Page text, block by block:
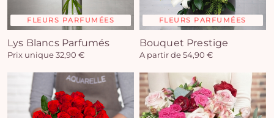
FLEURS PARFUMÉES
Lys Blancs Parfumés
Prix unique 32,90 €
FLEURS PARFUMÉES
Bouquet Prestige
A partir de 54,90 €